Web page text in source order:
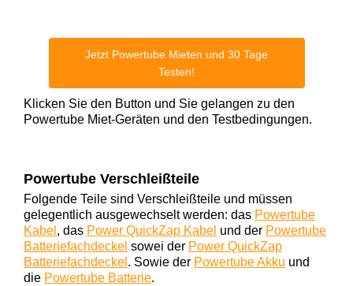
Jetzt Powertube Mieten und 30 Tage
Testen!
Klicken Sie den Button und Sie gelangen zu den
Powertube Miet-Geräten und den Testbedingungen.
Powertube Verschleißteile
Folgende Teile sind Verschleißteile und müssen
gelegentlich ausgewechselt werden: das Powertube
Kabel , das Power QuickZap Kabel und der Powertube
Batteriefachdeckel sowei der Power QuickZap
Batteriefachdeckel . Sowie der Powertube Akku und
die Powertube Batterie.